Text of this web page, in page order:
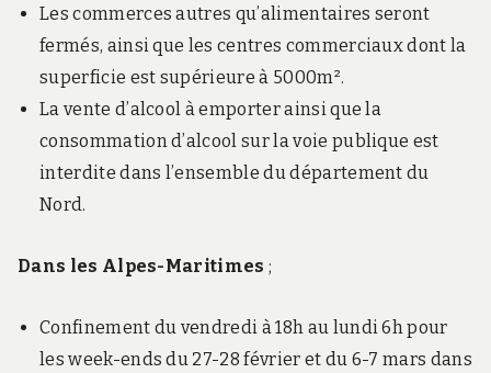
Les commerces autres qu’alimentaires seront
fermés, ainsi que les centres commerciaux dont la
superficie est supérieure à 5000m².
La vente d’alcool à emporter ainsi que la
consommation d’alcool sur la voie publique est
interdite dans l’ensemble du département du
Nord.
Dans les Alpes-Maritimes ;
Confinement du vendredi à 18h au lundi 6h pour
les week-ends du 27-28 février et du 6-7 mars dans